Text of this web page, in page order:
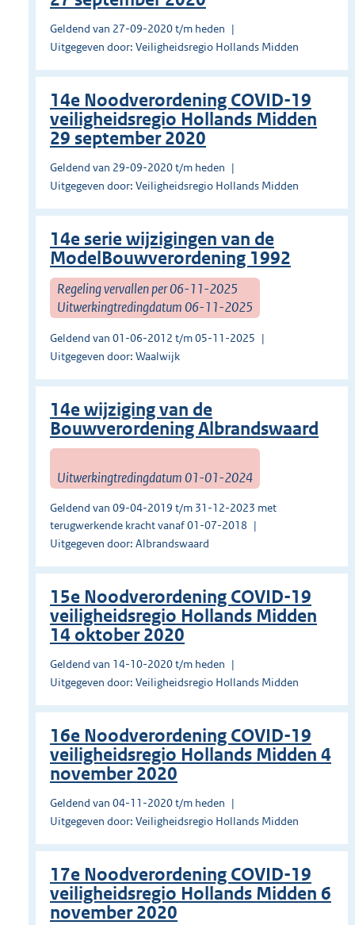
Geldend van 27-09-2020 t/m heden
Uitgegeven door: Veiligheidsregio Hollands Midden
14e Noodverordening COVID-19
veiligheidsregio Hollands Midden
29 september 2020
Geldend van 29-09-2020 t/m heden
Uitgegeven door: Veiligheidsregio Hollands Midden
14e serie wijzigingen van de
ModelBouwverordening 1992
Regeling vervallen per 06-11-2025
Uitwerkingtredingdatum 06-11-2025
Geldend van 01-06-2012 t/m 05-11-2025
Uitgegeven door: Waalwijk
14e wijziging van de
Bouwverordening Albrandswaard
Uitwerkingtredingdatum 01-01-2024
Geldend van 09-04-2019 t/m 31-12-2023 met
terugwerkende kracht vanaf 01-07-2018
Uitgegeven door: Albrandswaard
15e Noodverordening COVID-19
veiligheidsregio Hollands Midden
14 oktober 2020
Geldend van 14-10-2020 t/m heden
Uitgegeven door: Veiligheidsregio Hollands Midden
16e Noodverordening COVID-19
veiligheidsregio Hollands Midden 4
november 2020
Geldend van 04-11-2020 t/m heden
Uitgegeven door: Veiligheidsregio Hollands Midden
17e Noodverordening COVID-19
veiligheidsregio Hollands Midden 6
november 2020